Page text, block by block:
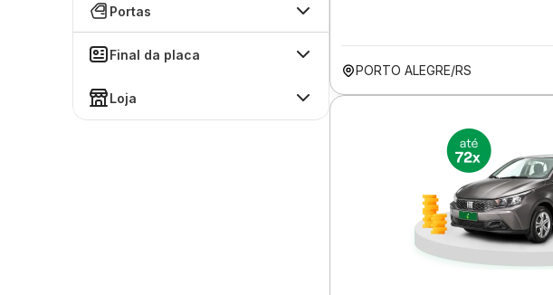
Portas
Final da placa
Loja
PORTO ALEGRE/RS